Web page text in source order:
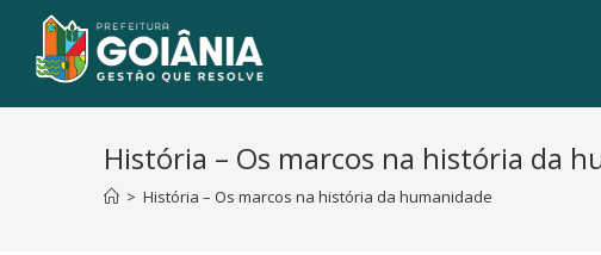
História – Os marcos na história da
> História – Os marcos na história da humanidade